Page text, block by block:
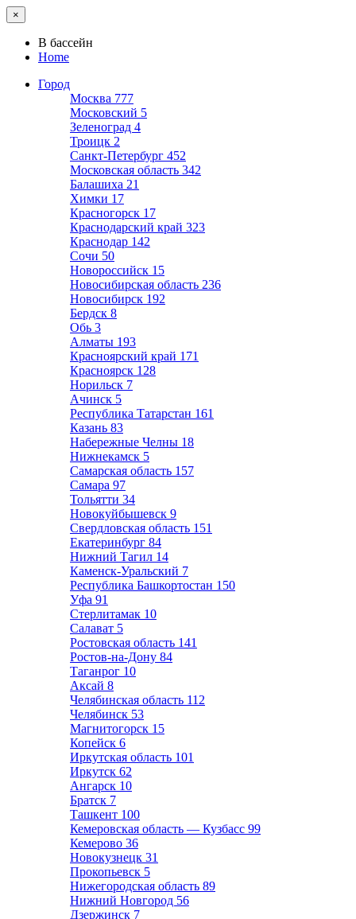
×
В бассейн
Home
Город
Москва 777
Московский 5
Зеленоград 4
Троицк 2
Санкт-Петербург 452
Московская область 342
Балашиха 21
Химки 17
Красногорск 17
Краснодарский край 323
Краснодар 142
Сочи 50
Новороссийск 15
Новосибирская область 236
Новосибирск 192
Бердск 8
Обь 3
Алматы 193
Красноярский край 171
Красноярск 128
Норильск 7
Ачинск 5
Республика Татарстан 161
Казань 83
Набережные Челны 18
Нижнекамск 5
Самарская область 157
Самара 97
Тольятти 34
Новокуйбышевск 9
Свердловская область 151
Екатеринбург 84
Нижний Тагил 14
Каменск-Уральский 7
Республика Башкортостан 150
Уфа 91
Стерлитамак 10
Салават 5
Ростовская область 141
Ростов-на-Дону 84
Таганрог 10
Аксай 8
Челябинская область 112
Челябинск 53
Магнитогорск 15
Копейск 6
Иркутская область 101
Иркутск 62
Ангарск 10
Братск 7
Ташкент 100
Кемеровская область — Кузбасс 99
Кемерово 36
Новокузнецк 31
Прокопьевск 5
Нижегородская область 89
Нижний Новгород 56
Дзержинск 7